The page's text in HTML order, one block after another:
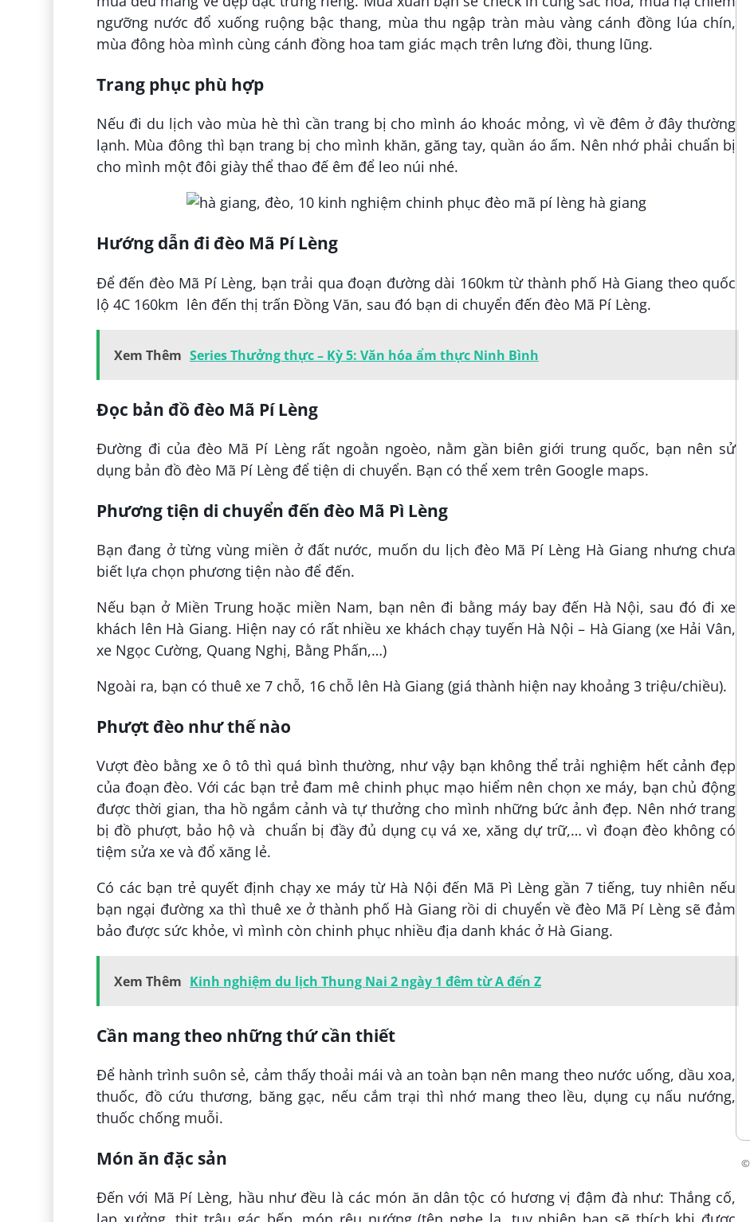
ngưỡng nước đổ xuống ruộng bậc thang, mùa thu ngập tràn màu vàng cánh đồng lúa chín,
mùa đông hòa mình cùng cánh đồng hoa tam giác mạch trên lưng đồi, thung lũng.
Trang phục phù hợp
Nếu đi du lịch vào mùa hè thì cần trang bị cho mình áo khoác mỏng, vì về đêm ở đây thường
lạnh. Mùa đông thì bạn trang bị cho mình khăn, găng tay, quần áo ấm. Nên nhớ phải chuẩn bị
cho mình một đôi giày thể thao đế êm để leo núi nhé.
Hướng dẫn đi đèo Mã Pí Lèng
Để đến đèo Mã Pí Lèng, bạn trải qua đoạn đường dài 160km từ thành phố Hà Giang theo quốc
lộ 4C 160km lên đến thị trấn Đồng Văn, sau đó bạn di chuyển đến đèo Mã Pí Lèng.
Xem Thêm Series Thưởng thực – Kỳ 5: Văn hóa ẩm thực Ninh Bình
Đọc bản đồ đèo Mã Pí Lèng
Đường đi của đèo Mã Pí Lèng rất ngoằn ngoèo, nằm gần biên giới trung quốc, bạn nên sử
dụng bản đồ đèo Mã Pí Lèng để tiện di chuyển. Bạn có thể xem trên Google maps.
Phương tiện di chuyển đến đèo Mã Pì Lèng
Bạn đang ở từng vùng miền ở đất nước, muốn du lịch đèo Mã Pí Lèng Hà Giang nhưng chưa
biết lựa chọn phương tiện nào để đến.
Nếu bạn ở Miền Trung hoặc miền Nam, bạn nên đi bằng máy bay đến Hà Nội, sau đó đi xe
khách lên Hà Giang. Hiện nay có rất nhiều xe khách chạy tuyến Hà Nội – Hà Giang (xe Hải Vân,
xe Ngọc Cường, Quang Nghị, Bằng Phấn,…)
Ngoài ra, bạn có thuê xe 7 chỗ, 16 chỗ lên Hà Giang (giá thành hiện nay khoảng 3 triệu/chiều).
Phượt đèo như thế nào
Vượt đèo bằng xe ô tô thì quá bình thường, như vậy bạn không thể trải nghiệm hết cảnh đẹp
của đoạn đèo. Với các bạn trẻ đam mê chinh phục mạo hiểm nên chọn xe máy, bạn chủ động
được thời gian, tha hồ ngắm cảnh và tự thưởng cho mình những bức ảnh đẹp. Nên nhớ trang
bị đồ phượt, bảo hộ và chuẩn bị đầy đủ dụng cụ vá xe, xăng dự trữ,… vì đoạn đèo không có
tiệm sửa xe và đổ xăng lẻ.
Có các bạn trẻ quyết định chạy xe máy từ Hà Nội đến Mã Pì Lèng gần 7 tiếng, tuy nhiên nếu
bạn ngại đường xa thì thuê xe ở thành phố Hà Giang rồi di chuyển về đèo Mã Pí Lèng sẽ đảm
bảo được sức khỏe, vì mình còn chinh phục nhiều địa danh khác ở Hà Giang.
Xem Thêm Kinh nghiệm du lịch Thung Nai 2 ngày 1 đêm từ A đến Z
Cần mang theo những thứ cần thiết
Để hành trình suôn sẻ, cảm thấy thoải mái và an toàn bạn nên mang theo nước uống, dầu xoa,
thuốc, đồ cứu thương, băng gạc, nếu cắm trại thì nhớ mang theo lều, dụng cụ nấu nướng,
thuốc chống muỗi.
Món ăn đặc sản
Đến với Mã Pí Lèng, hầu như đều là các món ăn dân tộc có hương vị đậm đà như: Thắng cố,
©